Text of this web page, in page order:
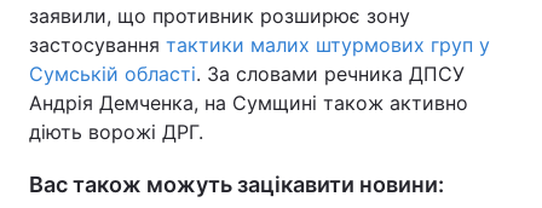
заявили, що противник розширює зону
застосування тактики малих штурмових груп у
Сумській області. За словами речника ДПСУ
Андрія Демченка, на Сумщині також активно
діють ворожі ДРГ.
Вас також можуть зацікавити новини: